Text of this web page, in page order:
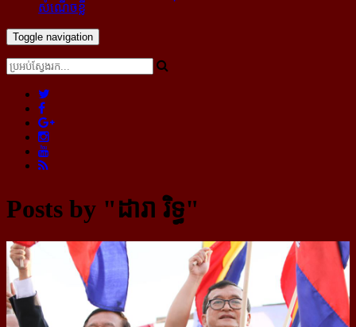
សំណើចខ្លី
Toggle navigation
Posts by "ដារា រិទ្ធ"